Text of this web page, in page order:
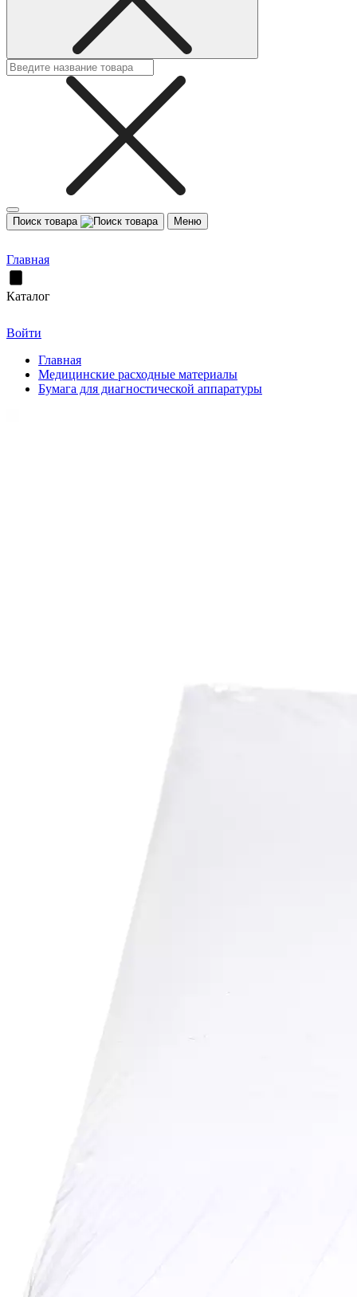
Поиск товара Меню
Главная
Каталог
Войти
Главная
Медицинские расходные материалы
Бумага для диагностической аппаратуры